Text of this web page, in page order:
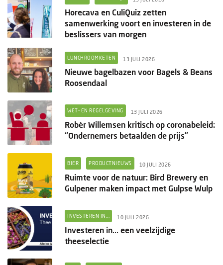
Horecava en CuliQuiz zetten
samenwerking voort en investeren in de
beslissers van morgen
LUNCHROOMKETEN 13 JULI 2026
Nieuwe bagelbazen voor Bagels & Beans
Roosendaal
WET- EN REGELGEVING 13 JULI 2026
Robèr Willemsen kritisch op coronabeleid:
“Ondernemers betaalden de prijs”
BIER PRODUCTNIEUWS 10 JULI 2026
Ruimte voor de natuur: Bird Brewery en
Gulpener maken impact met Gulpse Wulp
INVESTEREN IN... 10 JULI 2026
Investeren in... een veelzijdige
theeselectie